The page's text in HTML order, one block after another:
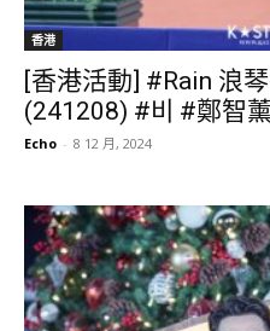
香港
[香港活動] #Rain 浪
(241208) #비 #鄭智
Echo - 8 12 月, 2024